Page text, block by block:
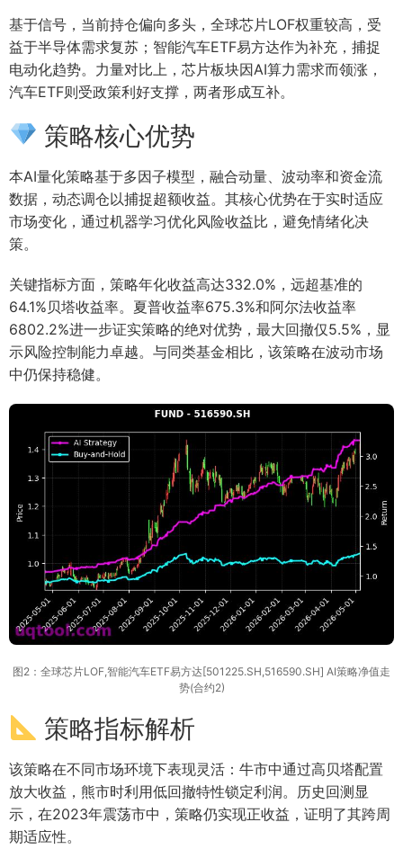
基于信号，当前持仓偏向多头，全球芯片LOF权重较高，受
益于半导体需求复苏；智能汽车ETF易方达作为补充，捕捉
电动化趋势。力量对比上，芯片板块因AI算力需求而领涨，
汽车ETF则受政策利好支撑，两者形成互补。
策略核心优势
本AI量化策略基于多因子模型，融合动量、波动率和资金流
数据，动态调仓以捕捉超额收益。其核心优势在于实时适应
市场变化，通过机器学习优化风险收益比，避免情绪化决
策。
关键指标方面，策略年化收益高达332.0%，远超基准的
64.1%贝塔收益率。夏普收益率675.3%和阿尔法收益率
6802.2%进一步证实策略的绝对优势，最大回撤仅5.5%，显
示风险控制能力卓越。与同类基金相比，该策略在波动市场
中仍保持稳健。
图2：全球芯片LOF,智能汽车ETF易方达[501225.SH,516590.SH] AI策略净值走
势(合约2)
策略指标解析
该策略在不同市场环境下表现灵活：牛市中通过高贝塔配置
放大收益，熊市时利用低回撤特性锁定利润。历史回测显
示，在2023年震荡市中，策略仍实现正收益，证明了其跨周
期适应性。